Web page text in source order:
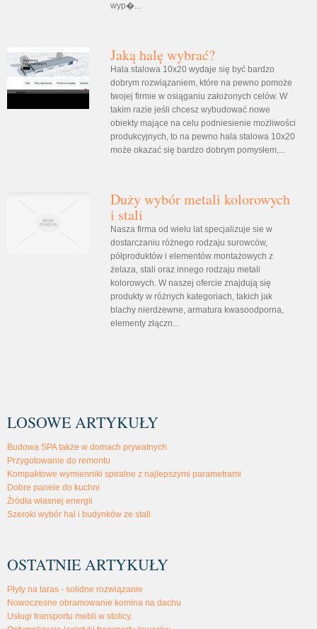
wyp�...
Jaką halę wybrać?
Hala stalowa 10x20 wydaje się być bardzo
dobrym rozwiązaniem, które na pewno pomoże
twojej firmie w osiąganiu założonych celów. W
takim razie jeśli chcesz wybudować nowe
obiekty mające na celu podniesienie możliwości
produkcyjnych, to na pewno hala stalowa 10x20
może okazać się bardzo dobrym pomysłem,...
Duży wybór metali kolorowych
i stali
Nasza firma od wielu lat specjalizuje sie w
dostarczaniu różnego rodzaju surowców,
półproduktów i elementów montażowych z
żelaza, stali oraz innego rodzaju metali
kolorowych. W naszej ofercie znajdują się
produkty w różnych kategoriach, takich jak
blachy nierdzewne, armatura kwasoodporna,
elementy złączn...
LOSOWE ARTYKUŁY
Budowa SPA także w domach prywatnych
Przygotowanie do remontu
Kompaktowe wymienniki spiralne z najlepszymi parametrami
Dobre panele do kuchni
Źródła własnej energii
Szeroki wybór hal i budynków ze stali
OSTATNIE ARTYKUŁY
Płyty na taras - solidne rozwiązanie
Nowoczesne obramowanie komina na dachu
Usługi transportu mebli w stolicy.